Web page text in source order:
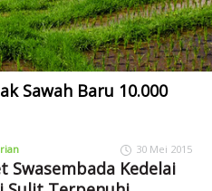
Sawah Baru 10.000
30 Mei 2015
Swasembada Kedelai